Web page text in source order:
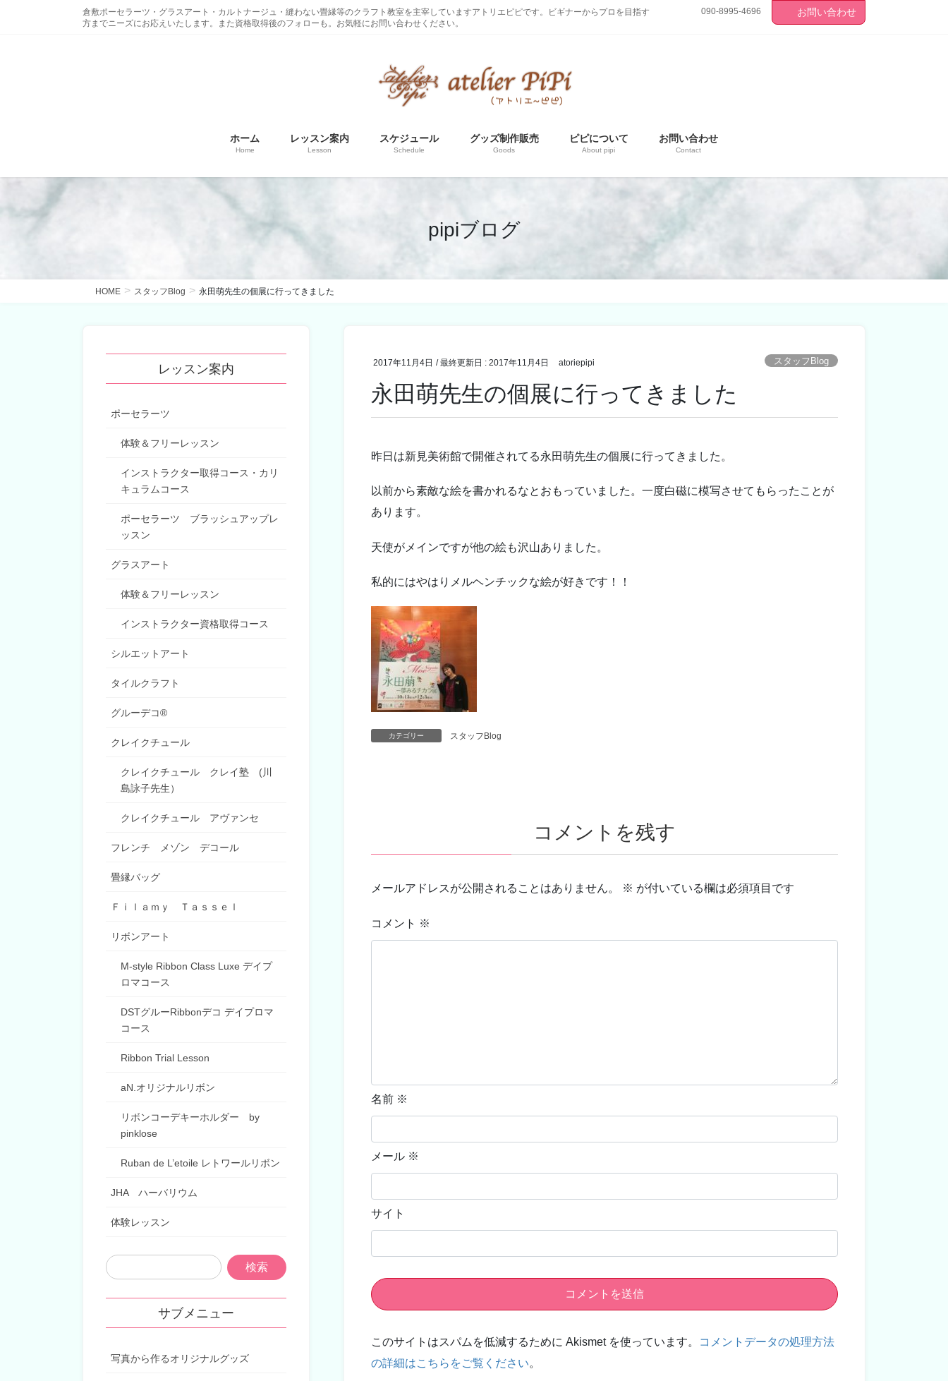
倉敷ポーセラーツ・グラスアート・カルトナージュ・縫わない畳縁等のクラフト教室を主宰していますアトリエピピです。ビギナーからプロを目指す
方までニーズにお応えいたします。また資格取得後のフォローも。お気軽にお問い合わせください。
090-8995-4696 お問い合わせ
ホーム
Home
レッスン案内
Lesson
スケジュール
Schedule
グッズ制作販売
Goods
ピピについて
About pipi
お問い合わせ
Contact
pipiブログ
HOME スタッフBlog 永田萌先生の個展に行ってきました
2017年11月4日 / 最終更新日 :2017年11月4日 atoriepipi スタッフBlog
永田萌先生の個展に行ってきました
昨日は新見美術館で開催されてる永田萌先生の個展に行ってきました。
以前から素敵な絵を書かれるなとおもっていました。一度白磁に模写させてもらったことが
あります。
天使がメインですが他の絵も沢山ありました。
私的にはやはりメルヘンチックな絵が好きです！！
カテゴリー スタッフBlog
コメントを残す
メールアドレスが公開されることはありません。 ※ が付いている欄は必須項目です
コメント ※
名前 ※
メール ※
サイト
このサイトはスパムを低減するために Akismet を使っています。 コメントデータの処理方法
の詳細はこちらをご覧ください。
レッスン案内
ポーセラーツ
体験＆フリーレッスン
インストラクター取得コース・カリ
キュラムコース
ポーセラーツ ブラッシュアップレ
ッスン
グラスアート
体験＆フリーレッスン
インストラクター資格取得コース
シルエットアート
タイルクラフト
グルーデコ®
クレイクチュール
クレイクチュール クレイ塾 (川
島詠子先生）
クレイクチュール アヴァンセ
フレンチ メゾン デコール
畳縁バッグ
Ｆｉｌａｍｙ Ｔａｓｓｅｌ
リボンアート
M-style Ribbon Class Luxe デイプ
ロマコース
DSTグルーRibbonデコ デイプロマ
コース
Ribbon Trial Lesson
aN.オリジナルリボン
リボンコーデキーホルダー by
pinklose
Ruban de L’etoile レトワールリボン
JHA ハーバリウム
体験レッスン
サブメニュー
写真から作るオリジナルグッズ